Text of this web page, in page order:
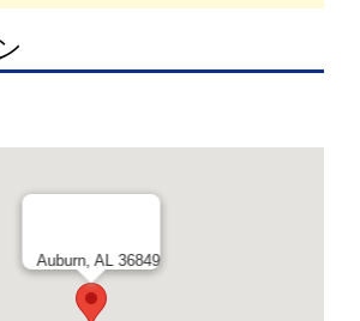
Auburn, AL 36849